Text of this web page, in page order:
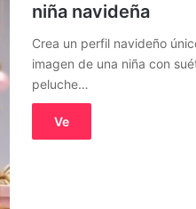
niña navideña
Crea un perfil navideño
imagen de una niña con
peluche…
Ve